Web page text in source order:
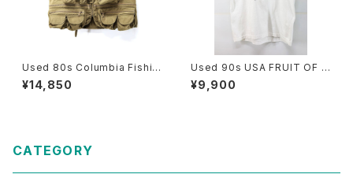
Used 80s Columbia Fishin
g Gimmick Pocket Vest Siz
e L 相当 古着
¥14,850
Used 90s USA FRUIT OF T
HE LOOM EARTH TECH Gr
aphic T-Shirt Size L 古着
¥9,900
CATEGORY